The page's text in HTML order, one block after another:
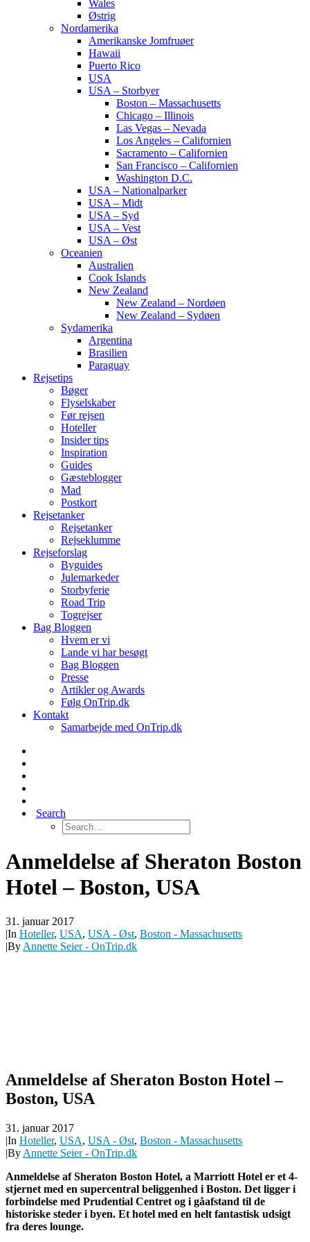
Wales
Østrig
Nordamerika
Amerikanske Jomfruøer
Hawaii
Puerto Rico
USA
USA – Storbyer
Boston – Massachusetts
Chicago – Illinois
Las Vegas – Nevada
Los Angeles – Californien
Sacramento – Californien
San Francisco – Californien
Washington D.C.
USA – Nationalparker
USA – Midt
USA – Syd
USA – Vest
USA – Øst
Oceanien
Australien
Cook Islands
New Zealand
New Zealand – Nordøen
New Zealand – Sydøen
Sydamerika
Argentina
Brasilien
Paraguay
Rejsetips
Bøger
Flyselskaber
Før rejsen
Hoteller
Insider tips
Inspiration
Guides
Gæsteblogger
Mad
Postkort
Rejsetanker
Rejsetanker
Rejseklumme
Rejseforslag
Byguides
Julemarkeder
Storbyferie
Road Trip
Togrejser
Bag Bloggen
Hvem er vi
Lande vi har besøgt
Bag Bloggen
Presse
Artikler og Awards
Følg OnTrip.dk
Kontakt
Samarbejde med OnTrip.dk
Search
Anmeldelse af Sheraton Boston
Hotel – Boston, USA
31. januar 2017
|In Hoteller, USA, USA - Øst, Boston - Massachusetts
|By Annette Seier - OnTrip.dk
Anmeldelse af Sheraton Boston Hotel –
Boston, USA
31. januar 2017
|In Hoteller, USA, USA - Øst, Boston - Massachusetts
|By Annette Seier - OnTrip.dk
Anmeldelse af Sheraton Boston Hotel, a Marriott Hotel er et 4-
stjernet med en supercentral beliggenhed i Boston. Det ligger i
forbindelse med Prudential Centret og i gåafstand til de
historiske steder i byen. Et hotel med en helt fantastisk udsigt
fra deres lounge.